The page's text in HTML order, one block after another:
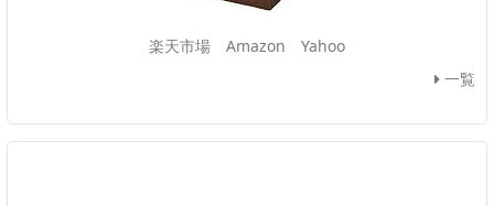
楽天市場 Amazon
Yahoo
一覧